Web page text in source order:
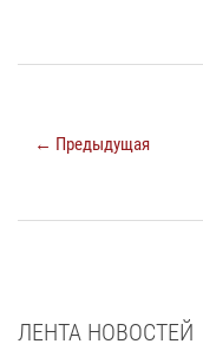
← Предыдущая
ЛЕНТА НОВОСТЕЙ